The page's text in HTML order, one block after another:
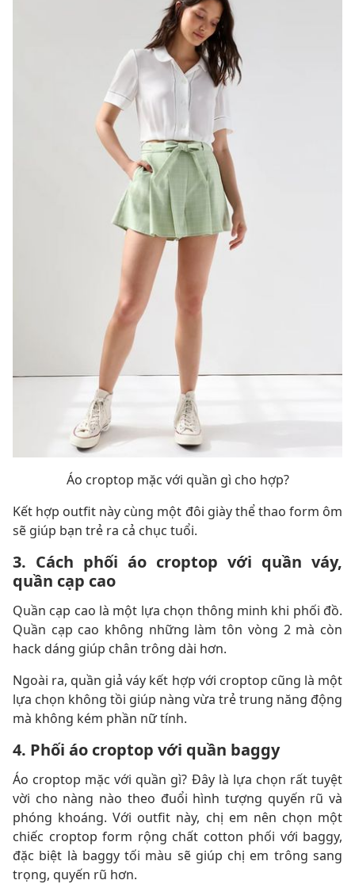
Áo croptop mặc với quần gì cho hợp?
Kết hợp outfit này cùng một đôi giày thể thao form ôm
sẽ giúp bạn trẻ ra cả chục tuổi.
3. Cách phối áo croptop với quần váy,
quần cạp cao
Quần cạp cao là một lựa chọn thông minh khi phối đồ.
Quần cạp cao không những làm tôn vòng 2 mà còn
hack dáng giúp chân trông dài hơn.
Ngoài ra, quần giả váy kết hợp với croptop cũng là một
lựa chọn không tồi giúp nàng vừa trẻ trung năng động
mà không kém phần nữ tính.
4. Phối áo croptop với quần baggy
Áo croptop mặc với quần gì? Đây là lựa chọn rất tuyệt
vời cho nàng nào theo đuổi hình tượng quyến rũ và
phóng khoáng. Với outfit này, chị em nên chọn một
chiếc croptop form rộng chất cotton phối với baggy,
đặc biệt là baggy tối màu sẽ giúp chị em trông sang
trọng, quyến rũ hơn.